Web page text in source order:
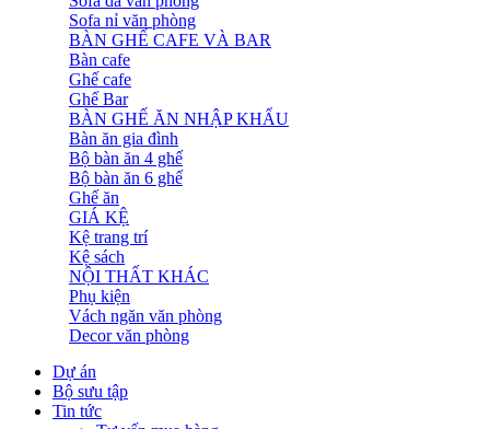
Sofa nỉ văn phòng
BÀN GHẾ CAFE VÀ BAR
Bàn cafe
Ghế cafe
Ghế Bar
BÀN GHẾ ĂN NHẬP KHẨU
Bàn ăn gia đình
Bộ bàn ăn 4 ghế
Bộ bàn ăn 6 ghế
Ghế ăn
GIÁ KỆ
Kệ trang trí
Kệ sách
NỘI THẤT KHÁC
Phụ kiện
Vách ngăn văn phòng
Decor văn phòng
Dự án
Bộ sưu tập
Tin tức